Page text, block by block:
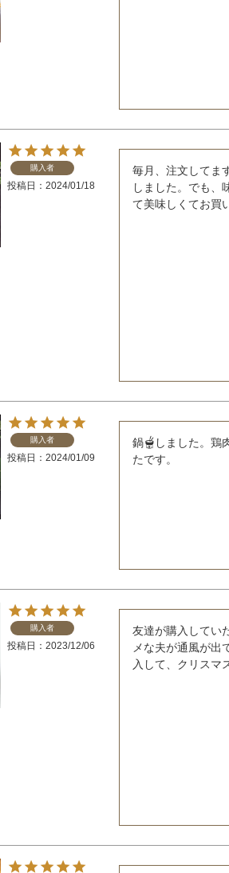
購入者
投稿日 2024/01/18
毎月、注文してま
しました。でも、
購入者
投稿日 2024/01/09
鍋🫕しました。鶏
たです。
購入者
投稿日 2023/12/06
友達が購入してい
メな夫が通風が出
入して、クリスマ